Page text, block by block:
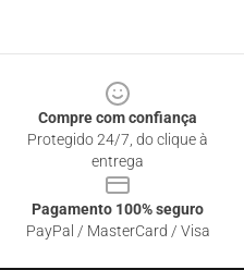
Compre com confiança
Protegido 24/7, do clique à
entrega
Pagamento 100% seguro
PayPal / MasterCard / Visa